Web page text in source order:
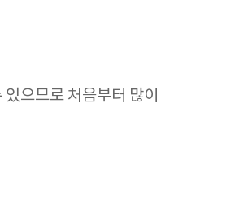
으므로 처음부터 많이